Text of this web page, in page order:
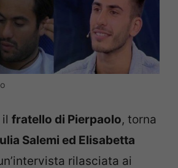
il fratello di Pierpaolo, torna
Salemi ed Elisabetta
rilasciata ai